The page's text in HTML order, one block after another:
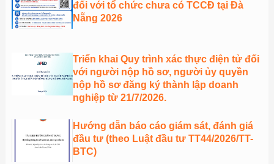
đối với tổ chức chưa có TCCĐ tại Đà
Nẵng 2026
Triển khai Quy trình xác thực điện tử đối
với người nộp hồ sơ, người ủy quyền
nộp hồ sơ đăng ký thành lập doanh
nghiệp từ 21/7/2026.
Hướng dẫn báo cáo giám sát, đánh giá
đầu tư (theo Luật đầu tư TT44/2026/TT-
BTC)